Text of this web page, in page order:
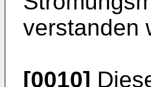
verstanden
[0010]